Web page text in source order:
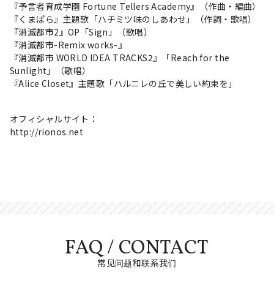
『予言者育成学園 Fortune Tellers Academy』（作曲・編曲）
『くまぱら』主題歌「ハチミツ味のしあわせ」（作詞・歌唱）
『消滅都市2』OP「Sign」（歌唱）
『消滅都市-Remix works-』
『消滅都市 WORLD IDEA TRACKS2』「Reach for the
Sunlight」（歌唱）
『Alice Closet』主題歌「ハルニレの丘で美しい約束を」
オフィシャルサイト：
http://rionos.net
FAQ / CONTACT
常见问题和联系我们